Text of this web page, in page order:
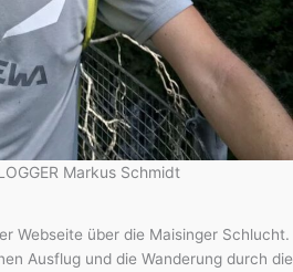
Markus Schmidt
Webseite über die Maisinger Schlucht.
Ausflug und die Wanderung durch die